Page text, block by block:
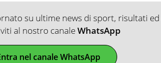
su ultime news di sport, risultati
al nostro canaleWhatsApp
nel canale WhatsApp